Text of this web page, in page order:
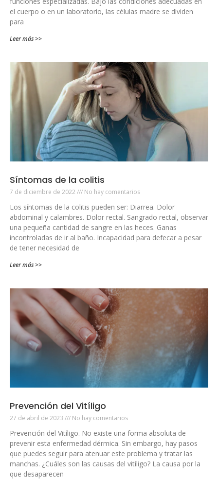
el cuerpo o en un laboratorio, las células madre se dividen
para
Leer más >>
Síntomas de la colitis
7 de diciembre de 2022 No hay comentarios
Los síntomas de la colitis pueden ser: Diarrea. Dolor
abdominal y calambres. Dolor rectal. Sangrado rectal, observar
una pequeña cantidad de sangre en las heces. Ganas
incontroladas de ir al baño. Incapacidad para defecar a pesar
de tener necesidad de
Leer más >>
Prevención del Vitíligo
27 de abril de 2023 No hay comentarios
Prevención del Vitíligo. No existe una forma absoluta de
prevenir esta enfermedad dérmica. Sin embargo, hay pasos
que puedes seguir para atenuar este problema y tratar las
manchas. ¿Cuáles son las causas del vitíligo? La causa por la
que desaparecen